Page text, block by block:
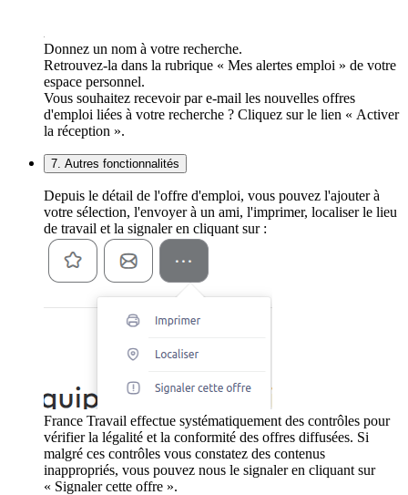
Donnez un nom à votre recherche.
Retrouvez-la dans la rubrique « Mes alertes emploi » de votre
espace personnel.
Vous souhaitez recevoir par e-mail les nouvelles offres
d'emploi liées à votre recherche ? Cliquez sur le lien « Activer
la réception ».
7. Autres fonctionnalités
Depuis le détail de l'offre d'emploi, vous pouvez l'ajouter à
votre sélection, l'envoyer à un ami, l'imprimer, localiser le lieu
de travail et la signaler en cliquant sur :
France Travail effectue systématiquement des contrôles pour
vérifier la légalité et la conformité des offres diffusées. Si
malgré ces contrôles vous constatez des contenus
inappropriés, vous pouvez nous le signaler en cliquant sur
« Signaler cette offre ».